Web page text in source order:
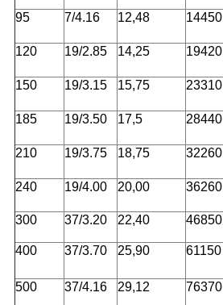
95 7/4.16 12,48 14450
120 19/2.85 14,25 19420
150 19/3.15 15,75 23310
185 19/3.50 17,5 28440
210 19/3.75 18,75 32260
240 19/4.00 20,00 36260
300 37/3.20 22,40 46850
400 37/3.70 25,90 61150
500 37/4.16 29,12 76370